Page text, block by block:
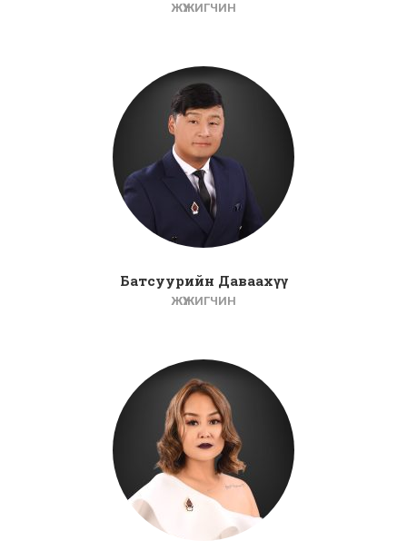
ЖҮЖИГЧИН
Батсуурийн Даваахүү
ЖҮЖИГЧИН